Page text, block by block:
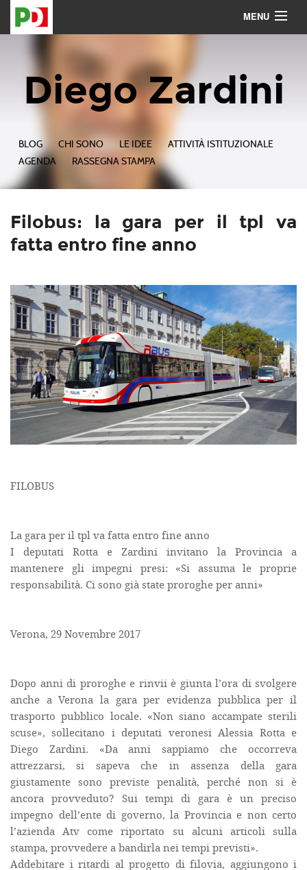
MENU
Diego Zardini
BLOG CHI SONO LE IDEE
ATTIVITÀ ISTITUZIONALE
AGENDA
RASSEGNA STAMPA
Filobus: la gara per il tpl va
fatta entro fine anno
FILOBUS
La gara per il tpl va fatta entro fine anno
I deputati Rotta e Zardini invitano la Provincia a
mantenere gli impegni presi: «Si assuma le proprie
responsabilità. Ci sono già state proroghe per anni»
Verona, 29 Novembre 2017
Dopo anni di proroghe e rinvii è giunta l’ora di svolgere
anche a Verona la gara per evidenza pubblica per il
trasporto pubblico locale. «Non siano accampate sterili
scuse», sollecitano i deputati veronesi Alessia Rotta e
Diego Zardini. «Da anni sappiamo che occorreva
attrezzarsi, si sapeva che in assenza della gara
giustamente sono previste penalità, perché non si è
ancora provveduto? Sui tempi di gara è un preciso
impegno dell’ente di governo, la Provincia e non certo
l’azienda Atv come riportato su alcuni articoli sulla
stampa, provvedere a bandirla nei tempi previsti».
Addebitare i ritardi al progetto di filovia, aggiungono i